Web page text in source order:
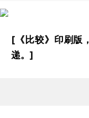
[《比较》印刷版，
递。]